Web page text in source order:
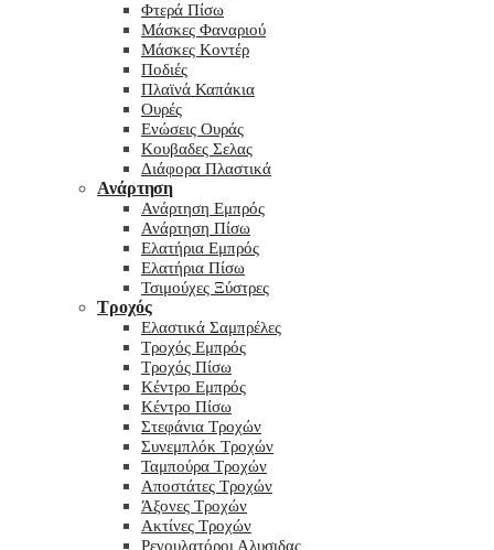
Φτερά Πίσω
Μάσκες Φαναριού
Μάσκες Κοντέρ
Ποδιές
Πλαϊνά Καπάκια
Ουρές
Ενώσεις Ουράς
Κουβαδες Σελας
Διάφορα Πλαστικά
Ανάρτηση
Ανάρτηση Εμπρός
Ανάρτηση Πίσω
Ελατήρια Εμπρός
Ελατήρια Πίσω
Τσιμούχες Ξύστρες
Τροχός
Ελαστικά Σαμπρέλες
Τροχός Εμπρός
Τροχός Πίσω
Κέντρο Εμπρός
Κέντρο Πίσω
Στεφάνια Τροχών
Συνεμπλόκ Τροχών
Ταμπούρα Τροχών
Αποστάτες Τροχών
Άξονες Τροχών
Ακτίνες Τροχών
Ρεγουλατόροι Αλυσιδας